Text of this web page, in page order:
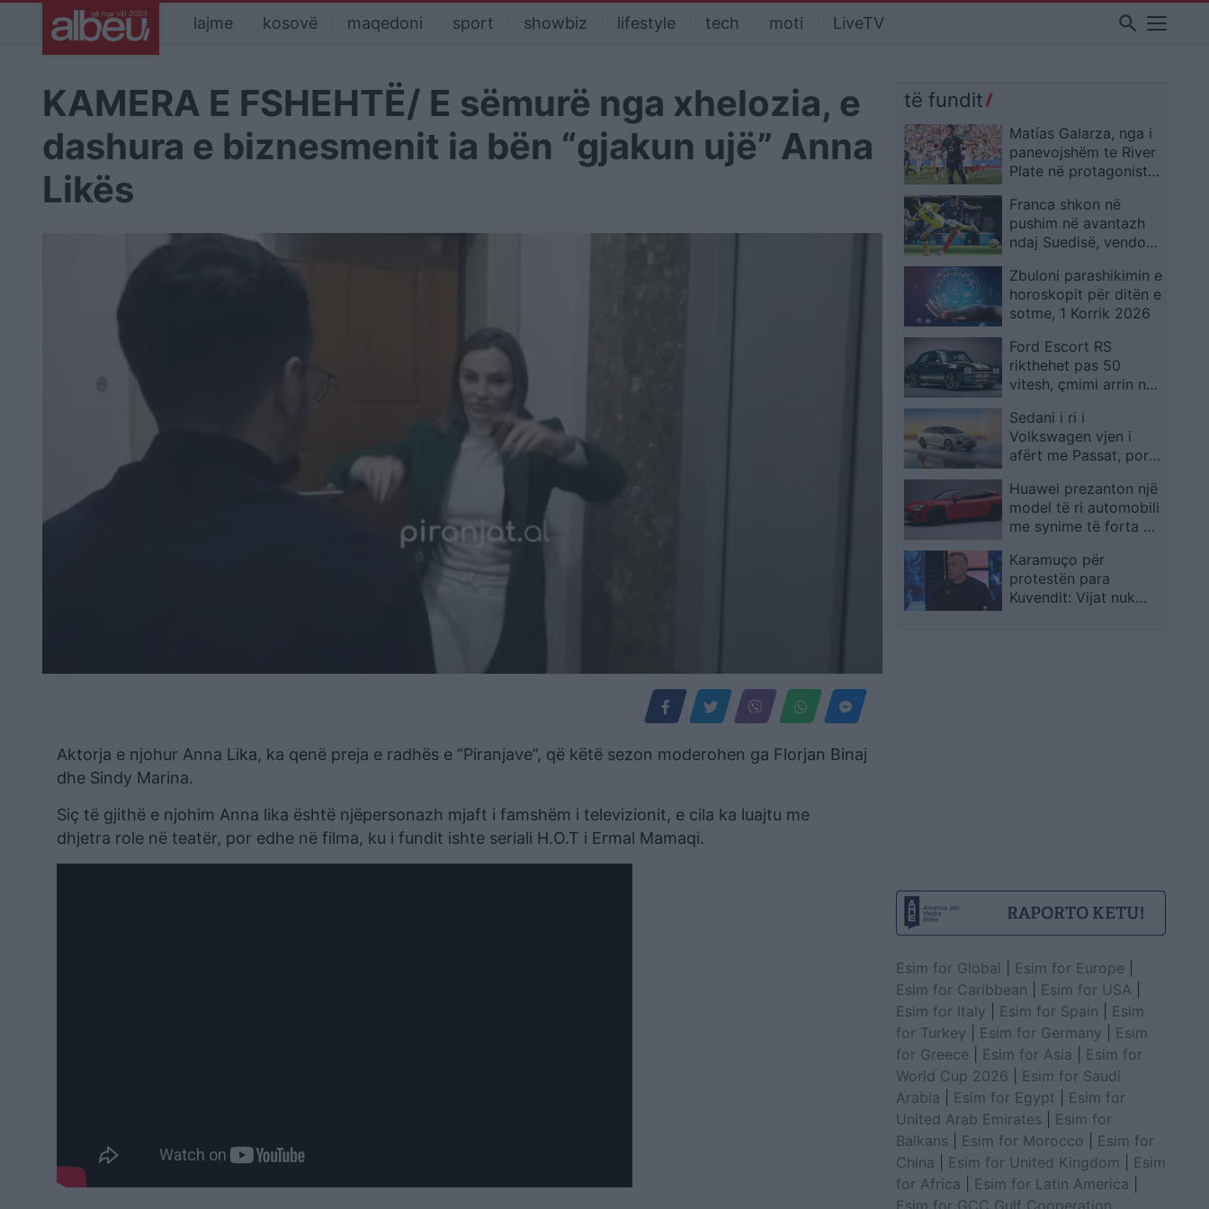
lajme kosovë maqedoni sport showbiz lifestyle tech moti LiveTV search
KAMERA E FSHEHTË/ E sëmurë nga xhelozia, e
dashura e biznesmenit ia bën “gjakun ujë” Anna
Likës
Aktorja e njohur Anna Lika, ka qenë preja e radhës e “Piranjave”, që këtë sezon moderohen ga Florjan Binaj
dhe Sindy Marina.
Siç të gjithë e njohim Anna lika është njëpersonazh mjaft i famshëm i televizionit, e cila ka luajtu me
dhjetra role në teatër, por edhe në filma, ku i fundit ishte seriali H.O.T i Ermal Mamaqi.
të fundit
Matías Galarza, nga i
panevojshëm te River
Plate në protagonistin
e Botës 2026
Franca shkon në
pushim në avantazh
ndaj Suedisë, vendos
Zbuloni parashikimin e
horoskopit për ditën e
sotme, 1 Korrik 2026
Ford Escort RS
rikthehet pas 50
vitesh, çmimi arrin në
Sedani i ri i
Volkswagen vjen i
afërt me Passat, por
Huawei prezanton një
model të ri automobili
me synime të forta në
Karamuço për
protestën para
Kuvendit: Vijat nuk
Esim for Global Esim for Europe
Esim for Caribbean
Esim for USA
Esim for Italy
Esim for Spain
Esim
for Turkey
Esim for Germany
Esim
for Greece
Esim for Asia
Esim for
World Cup 2026
Esim for Saudi
Arabia
Esim for Egypt
Esim for
United Arab Emirates
Esim for
Balkans
Esim for Morocco
Esim for
China
Esim for United Kingdom
Esim
for Africa
Esim for Latin America
Esim for GCC Gulf Cooperation